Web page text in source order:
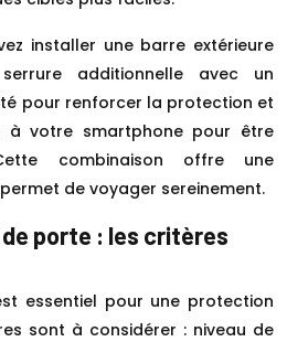
installer une barre extérieure
additionnelle avec un
pour renforcer la protection et
à votre smartphone pour être
combinaison offre une
de voyager sereinement.
porte : les critères
essentiel pour une protection
sont à considérer : niveau de